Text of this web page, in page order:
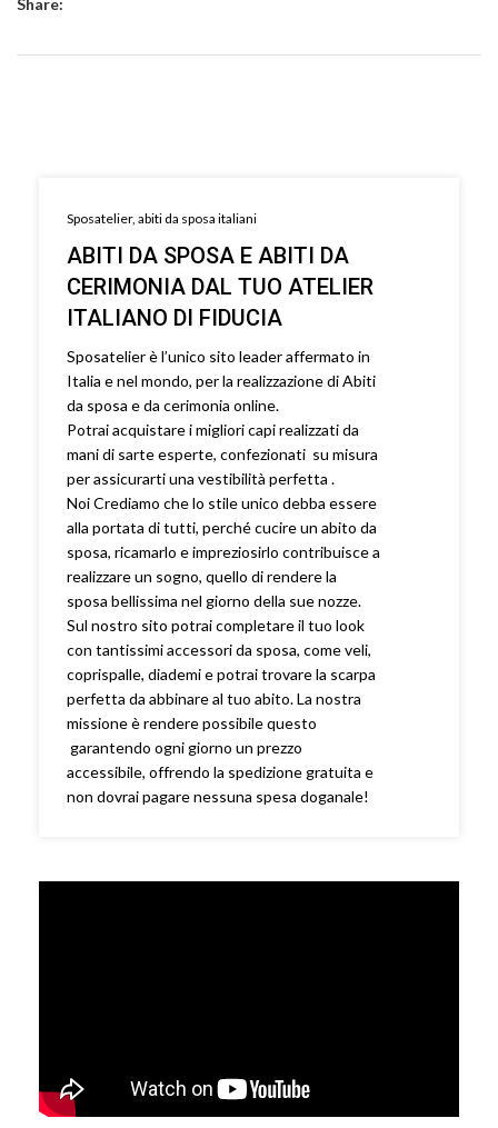
Sposatelier, abiti da sposa italiani
ABITI DA SPOSA E ABITI DA
CERIMONIA DAL TUO ATELIER
ITALIANO DI FIDUCIA
Sposatelier è l’unico sito leader affermato in
Italia e nel mondo, per la realizzazione di Abiti
da sposa e da cerimonia online.
Potrai acquistare i migliori capi realizzati da
mani di sarte esperte, confezionati su misura
per assicurarti una vestibilità perfetta .
Noi Crediamo che lo stile unico debba essere
alla portata di tutti, perché cucire un abito da
sposa, ricamarlo e impreziosirlo contribuisce a
realizzare un sogno, quello di rendere la
sposa bellissima nel giorno della sue nozze.
Sul nostro sito potrai completare il tuo look
con tantissimi accessori da sposa, come veli,
coprispalle, diademi e potrai trovare la scarpa
perfetta da abbinare al tuo abito. La nostra
missione è rendere possibile questo
garantendo ogni giorno un prezzo
accessibile, offrendo la spedizione gratuita e
non dovrai pagare nessuna spesa doganale!